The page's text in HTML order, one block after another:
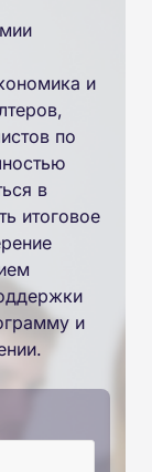
и
по
в
итоговое
и